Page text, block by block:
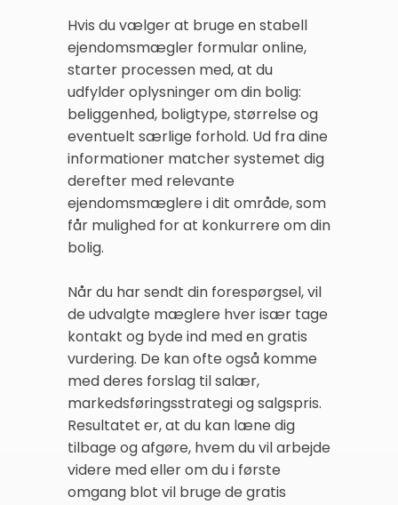
Hvis du vælger at bruge en stabell
ejendomsmægler formular online,
starter processen med, at du
udfylder oplysninger om din bolig:
beliggenhed, boligtype, størrelse og
eventuelt særlige forhold. Ud fra dine
informationer matcher systemet dig
derefter med relevante
ejendomsmæglere i dit område, som
får mulighed for at konkurrere om din
bolig.
Når du har sendt din forespørgsel, vil
de udvalgte mæglere hver især tage
kontakt og byde ind med en gratis
vurdering. De kan ofte også komme
med deres forslag til salær,
markedsføringsstrategi og salgspris.
Resultatet er, at du kan læne dig
tilbage og afgøre, hvem du vil arbejde
videre med eller om du i første
omgang blot vil bruge de gratis